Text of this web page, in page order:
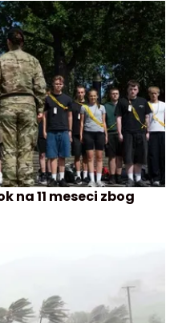
na 11 meseci zbog